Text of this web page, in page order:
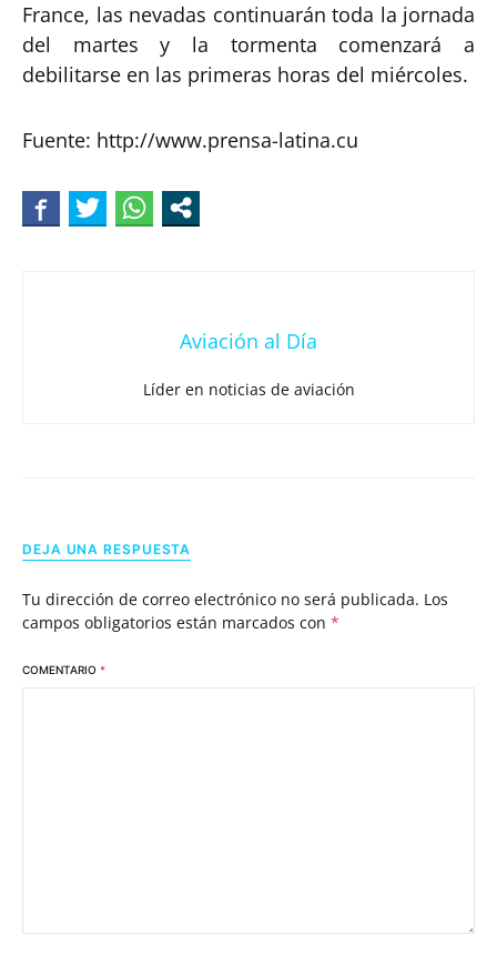
France, las nevadas continuarán toda la jornada
del martes y la tormenta comenzará a
debilitarse en las primeras horas del miércoles.
Fuente: http://www.prensa-latina.cu
Aviación al Día
Líder en noticias de aviación
DEJA UNA RESPUESTA
Tu dirección de correo electrónico no será publicada. Los
campos obligatorios están marcados con *
COMENTARIO *